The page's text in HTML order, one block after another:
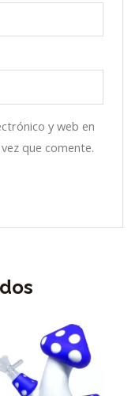
y web en
que comente.